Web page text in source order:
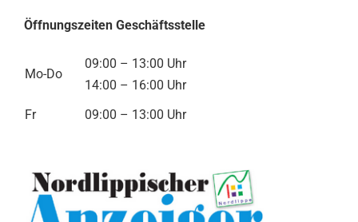
Öffnungszeiten Geschäftsstelle
Mo-Do
09:00 – 13:00 Uhr
14:00 – 16:00 Uhr
Fr
09:00 – 13:00 Uhr